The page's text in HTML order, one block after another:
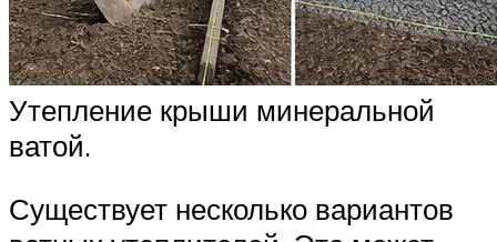
Утепление крыши минеральной
ватой.
Существует несколько вариантов